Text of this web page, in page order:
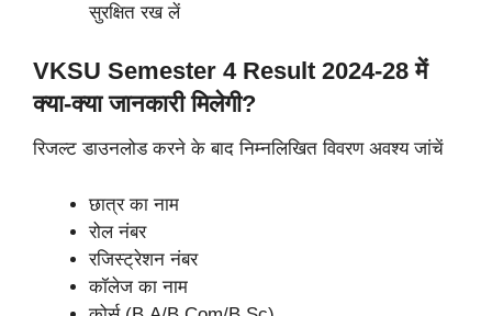
सुरक्षित रख लें
VKSU Semester 4 Result 2024-28 में
क्या-क्या जानकारी मिलेगी?
रिजल्ट डाउनलोड करने के बाद निम्नलिखित विवरण अवश्य जांचें
छात्र का नाम
रोल नंबर
रजिस्ट्रेशन नंबर
कॉलेज का नाम